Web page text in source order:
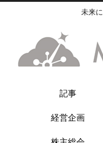
未来
記事
経営企画